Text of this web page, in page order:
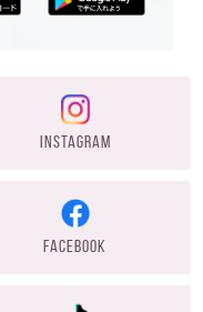
INSTAGRAM
FACEBOOK